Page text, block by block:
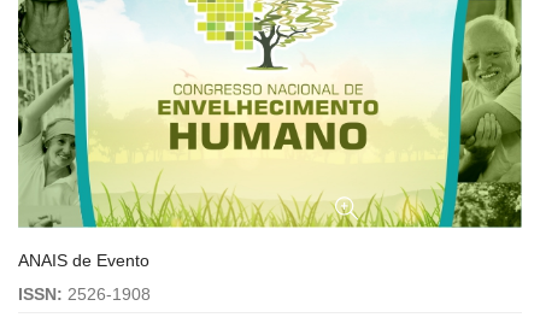
ANAIS de Evento
ISSN: 2526-1908